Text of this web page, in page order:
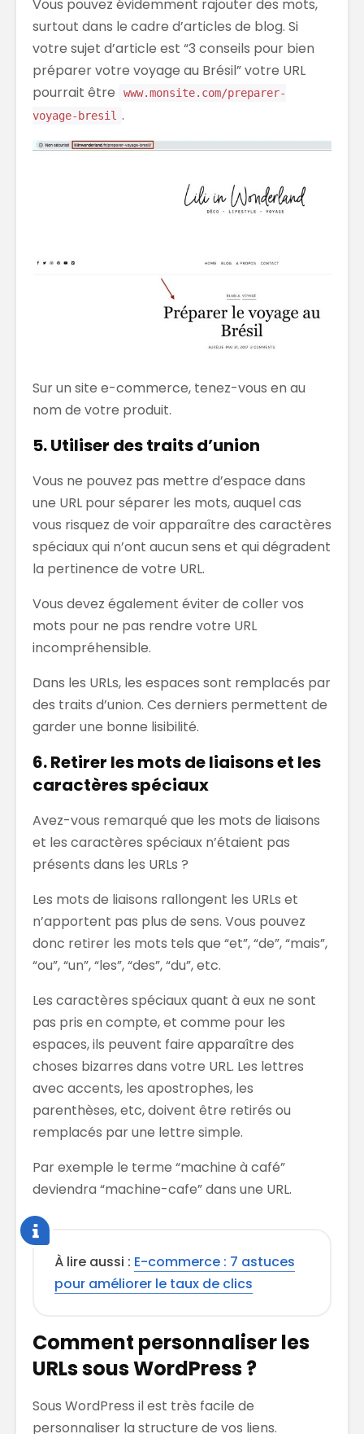
Vous pouvez évidemment rajouter des mots,
surtout dans le cadre d’articles de blog. Si
votre sujet d’article est “3 conseils pour bien
préparer votre voyage au Brésil” votre URL
pourrait être
www.monsite.com/preparer-
voyage-bresil .
Sur un site e-commerce, tenez-vous en au
nom de votre produit.
5. Utiliser des traits d’union
Vous ne pouvez pas mettre d’espace dans
une URL pour séparer les mots, auquel cas
vous risquez de voir apparaître des caractères
spéciaux qui n’ont aucun sens et qui dégradent
la pertinence de votre URL.
Vous devez également éviter de coller vos
mots pour ne pas rendre votre URL
incompréhensible.
Dans les URLs, les espaces sont remplacés par
des traits d’union. Ces derniers permettent de
garder une bonne lisibilité.
6. Retirer les mots de liaisons et les
caractères spéciaux
Avez-vous remarqué que les mots de liaisons
et les caractères spéciaux n’étaient pas
présents dans les URLs ?
Les mots de liaisons rallongent les URLs et
n’apportent pas plus de sens. Vous pouvez
donc retirer les mots tels que “et”, “de”, “mais”,
“ou”, “un”, “les”, “des”, “du”, etc.
Les caractères spéciaux quant à eux ne sont
pas pris en compte, et comme pour les
espaces, ils peuvent faire apparaître des
choses bizarres dans votre URL. Les lettres
avec accents, les apostrophes, les
parenthèses, etc, doivent être retirés ou
remplacés par une lettre simple.
Par exemple le terme “machine à café”
deviendra “machine-cafe” dans une URL.
À lire aussi : E-commerce : 7 astuces
pour améliorer le taux de clics
Comment personnaliser les
URLs sous WordPress ?
Sous WordPress il est très facile de
personnaliser la structure de vos liens.